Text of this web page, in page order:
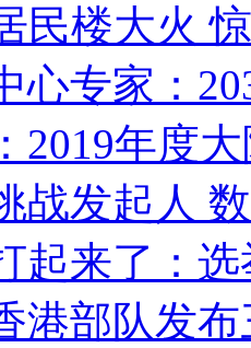
民楼大火
心专家：
2019年度
战发起人
起来了：
港部队发